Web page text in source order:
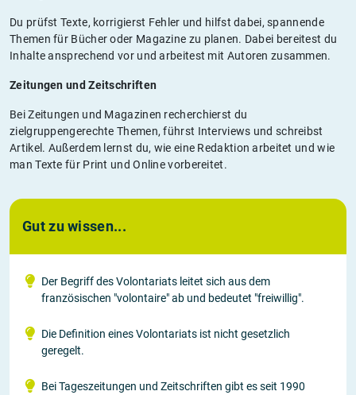
Du prüfst Texte, korrigierst Fehler und hilfst dabei, spannende
Themen für Bücher oder Magazine zu planen. Dabei bereitest du
Inhalte ansprechend vor und arbeitest mit Autoren zusammen.
Zeitungen und Zeitschriften
Bei Zeitungen und Magazinen recherchierst du
zielgruppengerechte Themen, führst Interviews und schreibst
Artikel. Außerdem lernst du, wie eine Redaktion arbeitet und wie
man Texte für Print und Online vorbereitet.
Gut zu wissen...
Der Begriff des Volontariats leitet sich aus dem
französischen "volontaire" ab und bedeutet "freiwillig".
Die Definition eines Volontariats ist nicht gesetzlich
geregelt.
Bei Tageszeitungen und Zeitschriften gibt es seit 1990